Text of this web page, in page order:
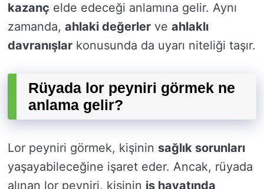
kazanç elde edeceği anlamına gelir. Aynı
zamanda, ahlaki değerler ve ahlaklı
davranışlar konusunda da uyarı niteliği taşır.
Rüyada lor peyniri görmek ne
anlama gelir?
Lor peyniri görmek, kişinin sağlık sorunları
yaşayabileceğine işaret eder. Ancak, rüyada
alınan lor peyniri, kişinin iş hayatında